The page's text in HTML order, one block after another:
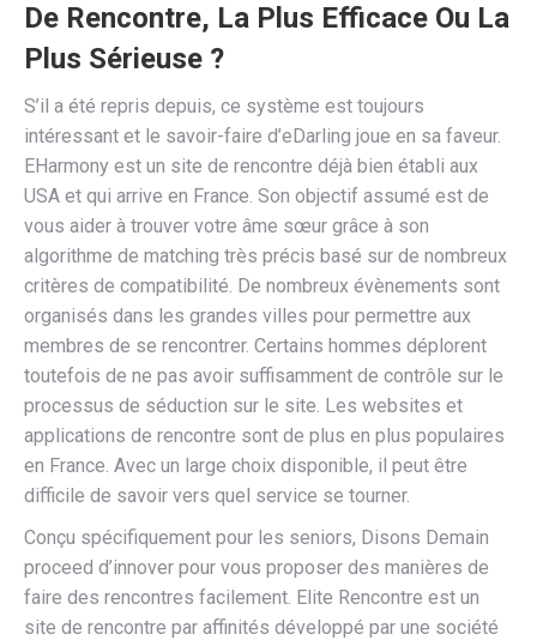
De Rencontre, La Plus Efficace Ou La
Plus Sérieuse ?
S’il a été repris depuis, ce système est toujours
intéressant et le savoir-faire d’eDarling joue en sa faveur.
EHarmony est un site de rencontre déjà bien établi aux
USA et qui arrive en France. Son objectif assumé est de
vous aider à trouver votre âme sœur grâce à son
algorithme de matching très précis basé sur de nombreux
critères de compatibilité. De nombreux évènements sont
organisés dans les grandes villes pour permettre aux
membres de se rencontrer. Certains hommes déplorent
toutefois de ne pas avoir suffisamment de contrôle sur le
processus de séduction sur le site. Les websites et
applications de rencontre sont de plus en plus populaires
en France. Avec un large choix disponible, il peut être
difficile de savoir vers quel service se tourner.
Conçu spécifiquement pour les seniors, Disons Demain
proceed d’innover pour vous proposer des manières de
faire des rencontres facilement. Elite Rencontre est un
site de rencontre par affinités développé par une société